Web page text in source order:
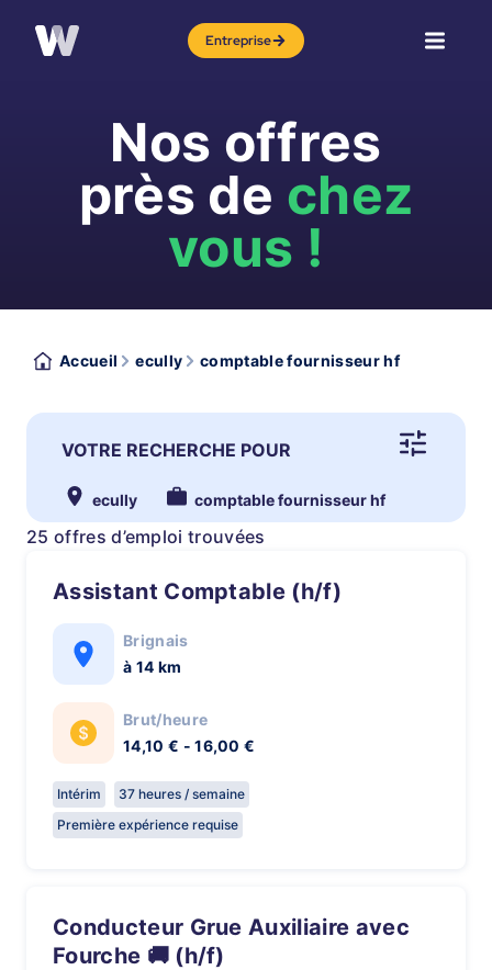
Entreprise
Nos offres
près de chez
vous !
Accueil ecully comptable fournisseur hf
VOTRE RECHERCHE POUR
ecully comptable fournisseur hf
25 offres d’emploi trouvées
Assistant Comptable (h/f)
Brignais
à 14 km
Brut/heure
14,10 € - 16,00 €
Intérim
37 heures / semaine
Première expérience requise
Conducteur Grue Auxiliaire avec
Fourche 🚚 (h/f)